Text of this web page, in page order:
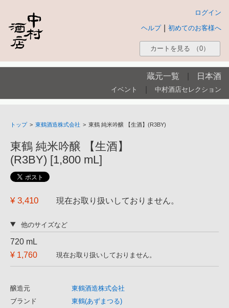
ログイン
初めてのお客様へ
ヘルプ
カートを見る （0）
蔵元一覧 日本酒
イベント 中村酒店セレクション
トップ > 東鶴酒造株式会社 > 東鶴 純米吟醸 【生酒】(R3BY)
東鶴 純米吟醸 【生酒】
(R3BY) [1,800 mL]
¥ 3,410 現在お取り扱いしておりません。
他のサイズなど
720 mL
¥ 1,760
現在お取り扱いしておりません。
醸造元
東鶴酒造株式会社
ブランド
東鶴(あずまつる)